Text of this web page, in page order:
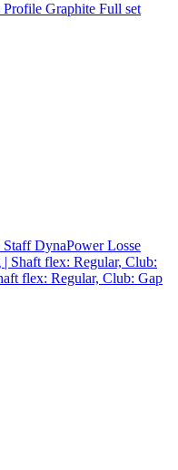
Graphite Full set
DynaPower Losse
| Shaft flex: Regular, Club:
flex: Regular, Club: Gap